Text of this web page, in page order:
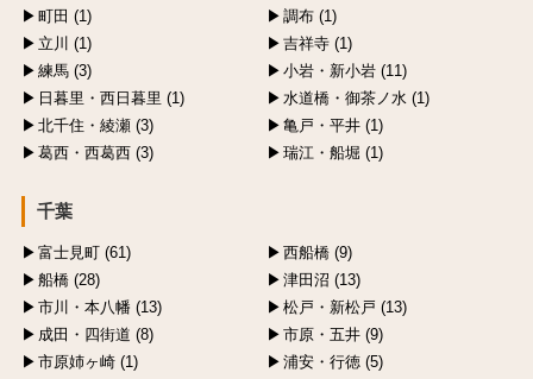
町田 (1)
調布 (1)
立川 (1)
吉祥寺 (1)
練馬 (3)
小岩・新小岩 (11)
日暮里・西日暮里 (1)
水道橋・御茶ノ水 (1)
北千住・綾瀬 (3)
亀戸・平井 (1)
葛西・西葛西 (3)
瑞江・船堀 (1)
千葉
富士見町 (61)
西船橋 (9)
船橋 (28)
津田沼 (13)
市川・本八幡 (13)
松戸・新松戸 (13)
成田・四街道 (8)
市原・五井 (9)
市原姉ヶ崎 (1)
浦安・行徳 (5)